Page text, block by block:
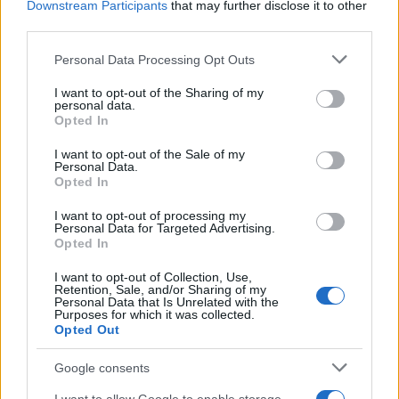
Downstream Participants that may further disclose it to other
Please note that this website/app uses one or more Google
not limited to your visit or usage behaviour. You may click to
grant or deny consent to Google and its third-party tags to
use your data for below specified purposes in below Google
consent section.
Personal Data Processing Opt Outs
I want to opt-out of the Sharing of my
personal data.
Opted In
I want to opt-out of the Sale of my
Personal Data.
Opted In
I want to opt-out of processing my
Personal Data for Targeted Advertising.
Opted In
I want to opt-out of Collection, Use,
Retention, Sale, and/or Sharing of my
Personal Data that Is Unrelated with the
Purposes for which it was collected.
Opted Out
Google consents
αρχικά είναι η δυτική και νότια Ελλάδα με τη